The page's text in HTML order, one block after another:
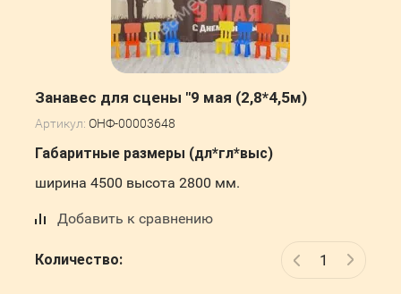
ролевые игры
психолога и
методики,
Занавес для сцены "9 мая (2,8*4,5м)
Артикул: ОНФ-00003648
Габаритные размеры (дл*гл*выс)
ширина 4500 высота 2800 мм.
Добавить к сравнению
Количество: